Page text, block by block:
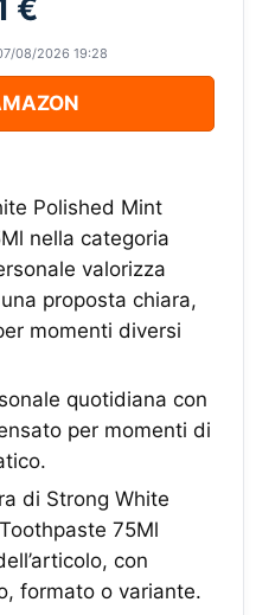
€
08/2026 19:28
Polished Mint
nella categoria
valorizza
una proposta chiara,
momenti diversi
quotidiana con
per momenti di
di Strong White
75Ml
con
formato o variante.